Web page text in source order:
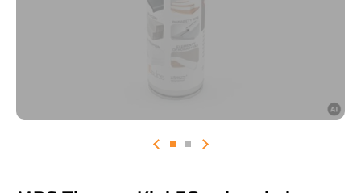
Materiały i narzędzia dla montażystów